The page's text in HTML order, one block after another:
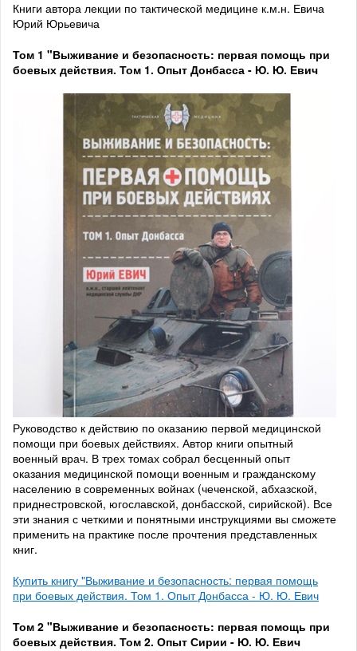
Книги автора лекции по тактической медицине к.м.н. Евича
Юрий Юрьевича
Том 1 "Выживание и безопасность: первая помощь при
боевых действия. Том 1. Опыт Донбасса - Ю. Ю. Евич
Руководство к действию по оказанию первой медицинской
помощи при боевых действиях. Автор книги опытный
военный врач. В трех томах собрал бесценный опыт
оказания медицинской помощи военным и гражданскому
населению в современных войнах (чеченской, абхазской,
приднестровской, югославской, донбасской, сирийской). Все
эти знания с четкими и понятными инструкциями вы сможете
применить на практике после прочтения представленных
книг.
Купить книгу "Выживание и безопасность: первая помощь
при боевых действия. Том 1. Опыт Донбасса - Ю. Ю. Евич
Том 2 "Выживание и безопасность: первая помощь при
боевых действия. Том 2. Опыт Сирии - Ю. Ю. Евич